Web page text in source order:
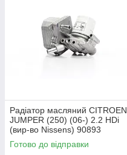
Радіатор масляний CITROEN
JUMPER (250) (06-) 2.2 HDi
(вир-во Nissens) 90893
Готово до відправки